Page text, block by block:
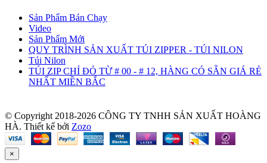
Sản Phẩm Bán Chạy
Video
Sản Phẩm Mới
QUY TRÌNH SẢN XUẤT TÚI ZIPPER - TÚI NILON
Túi Nilon
TÚI ZIP CHỈ ĐỎ TỪ # 00 - # 12, HÀNG CÓ SẴN GIÁ RẺ
NHẤT MIỀN BẮC
© Copyright 2018-2026 CÔNG TY TNHH SẢN XUẤT HOÀNG
HÀ. Thiết kế bởi Zozo
×